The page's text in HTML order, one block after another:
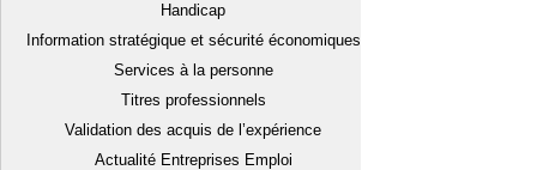
Handicap
Information stratégique et sécurité économiques
Services à la personne
Titres professionnels
Validation des acquis de l’expérience
Actualité Entreprises Emploi